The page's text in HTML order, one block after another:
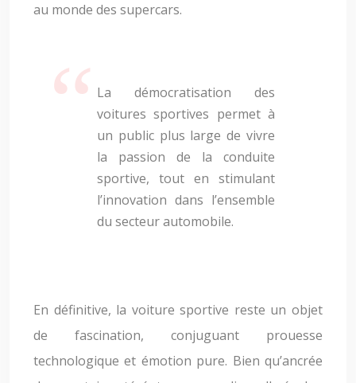
au monde des supercars.
La démocratisation des
voitures sportives permet à
un public plus large de vivre
la passion de la conduite
sportive, tout en stimulant
l’innovation dans l’ensemble
du secteur automobile.
En définitive, la voiture sportive reste un objet
de fascination, conjuguant prouesse
technologique et émotion pure. Bien qu’ancrée